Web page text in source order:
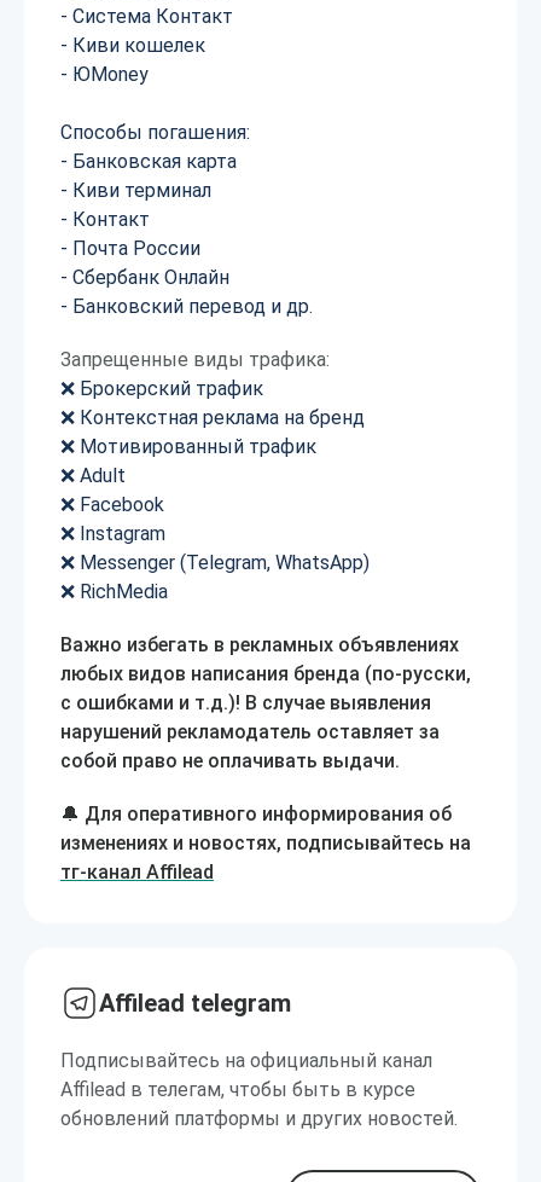
- Система Контакт
- Киви кошелек
- ЮMoney
Способы погашения:
- Банковская карта
- Киви терминал
- Контакт
- Почта России
- Сбербанк Онлайн
- Банковский перевод и др.
Запрещенные виды трафика:
❌ Брокерский трафик
❌ Контекстная реклама на бренд
❌ Мотивированный трафик
❌ Adult
❌ Facebook
❌ Instagram
❌ Messenger (Telegram, WhatsApp)
❌ RichMedia
Важно избегать в рекламных объявлениях
любых видов написания бренда (по-русски,
с ошибками и т.д.)! В случае выявления
нарушений рекламодатель оставляет за
собой право не оплачивать выдачи.
🔔 Для оперативного информирования об
изменениях и новостях, подписывайтесь на
тг-канал Affilead
Affilead telegram
Подписывайтесь на официальный канал
Affilead в телегам, чтобы быть в курсе
обновлений платформы и других новостей.